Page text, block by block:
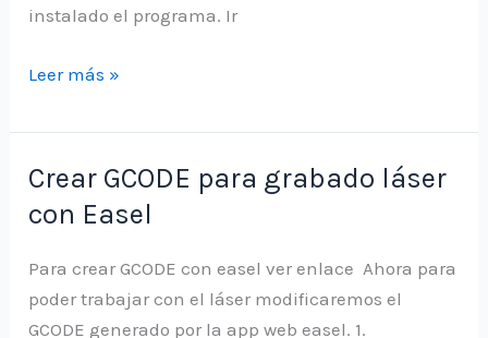
instalado el programa. Ir
Generar
para
grabado
láser
con
Leer más »
Crear GCODE para grabado láser
con Easel
Para crear GCODE con easel ver enlace Ahora para
poder trabajar con el láser modificaremos el
GCODE generado por la app web easel. 1.